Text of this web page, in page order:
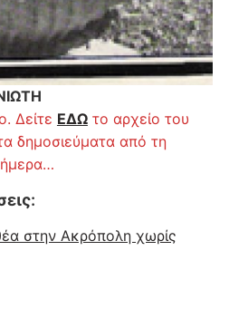
Δείτε ΕΔΩτο αρχείο του
δημοσιεύματα από τη
:
στην Ακρόπολη χωρίς